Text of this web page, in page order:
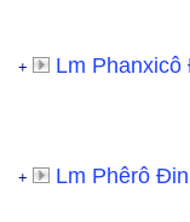
+ Lm Phanxicô
+ Lm Phêrô